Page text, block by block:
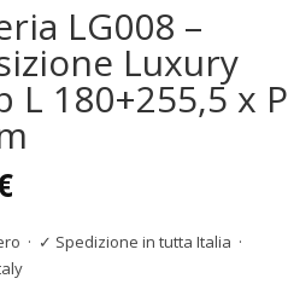
LG008 –
Luxury
L 180+255,5 x P
· ✓ Spedizione in tutta Italia ·